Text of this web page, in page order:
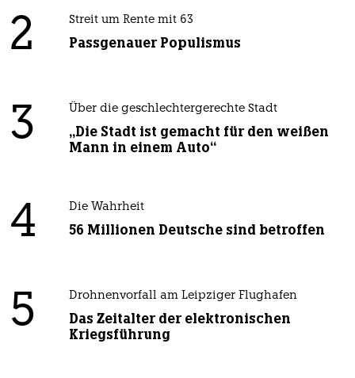
2 Streit um Rente mit 63
Passgenauer Populismus
3 Über die geschlechtergerechte Stadt
„Die Stadt ist gemacht für den weißen
Mann in einem Auto“
4 Die Wahrheit
56 Millionen Deutsche sind betroffen
5 Drohnenvorfall am Leipziger Flughafen
Das Zeitalter der elektronischen
Kriegsführung